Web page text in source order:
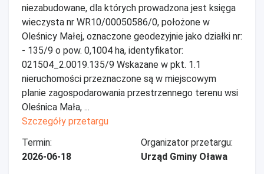
niezabudowane, dla których prowadzona jest księga
wieczysta nr WR10/00050586/0, położone w
Oleśnicy Małej, oznaczone geodezyjnie jako działki nr:
- 135/9 o pow. 0,1004 ha, identyfikator:
021504_2.0019.135/9 Wskazane w pkt. 1.1
nieruchomości przeznaczone są w miejscowym
planie zagospodarowania przestrzennego terenu wsi
Oleśnica Mała, ...
Szczegóły przetargu
Termin:
2026-06-18
Organizator przetargu:
Urząd Gminy Oława